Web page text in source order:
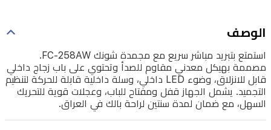
داخلي،
وسلة
داخلية
قابلة
للحركة
الوصف
استمتع بتبريد مباشر سريع مع مجمدة شونك FC-258AW.
مصممة بهيكل معدني مقاوم للصدأ وتحتوي على باب زجاج داخلي
قابل للانزلاق، وضوء LED داخلي، وسلة داخلية قابلة للحركة لتنظيم
التجميد. يشمل الجهاز قفل ومفتاح للباب، وعجلات قوية للتحريك
السهل، مع ضمان لمدة سنتين لراحة بالك في العراق.